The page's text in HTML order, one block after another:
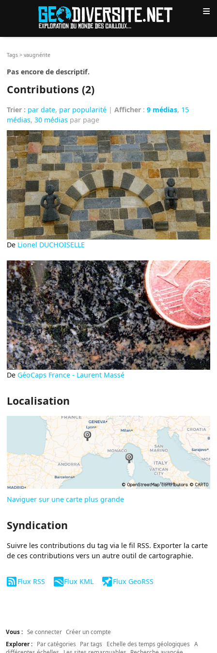
≡
Tags >vaugnérite
Pas encore de descriptif.
Contributions (2)
Trier : par date, par popularité |Afficher :9 médias, 15
médias,30 médias par page
De Lionel DUCHOISELLE
De GéoCaps France - Laurent Massé
Localisation
Naviguer sur une carte plus grande
Syndication
Suivre les contributions du tag via le fil RSS. Exporter la carte
de ces contributions vers un autre outil de cartographie.
Flux RSS Flux KML Flux GeoRSS
Vous : Se connecter Créer un compte
Explorer :
Par catégories Par tags Echelle des temps géologiques
A